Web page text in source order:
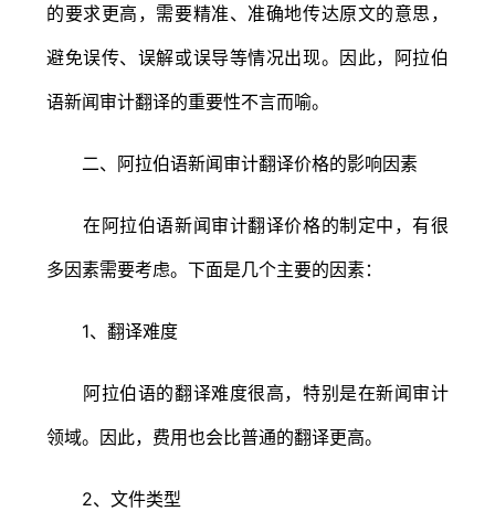
的要求更高，需要精准、准确地传达原文的意思，
避免误传、误解或误导等情况出现。因此，阿拉伯
语新闻审计翻译的重要性不言而喻。
二、阿拉伯语新闻审计翻译价格的影响因素
在阿拉伯语新闻审计翻译价格的制定中，有很
多因素需要考虑。下面是几个主要的因素：
1、翻译难度
阿拉伯语的翻译难度很高，特别是在新闻审计
领域。因此，费用也会比普通的翻译更高。
2、文件类型